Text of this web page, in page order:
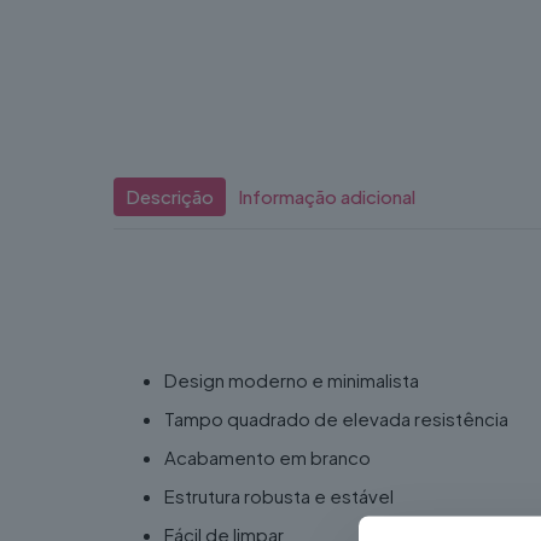
Descrição Informação adicional
Design moderno e minimalista
Tampo quadrado de elevada resistência
Acabamento em branco
Estrutura robusta e estável
Fácil de limpar